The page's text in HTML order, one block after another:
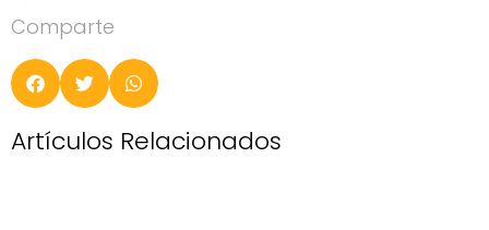
Comparte
Artículos Relacionados